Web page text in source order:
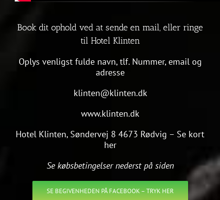
Book dit ophold ved at sende en mail, eller ringe
til Hotel Klinten
Oplys venligst fulde navn, tlf. Nummer, email og
adresse
klinten@klinten.dk
www.klinten.dk
Hotel Klinten, Søndervej 8 4673 Rødvig – Se kort
her
Se købsbetingelser nederst på siden
SE BEGIVENHEDEN PÅ FACEBOOK – TRYK HER